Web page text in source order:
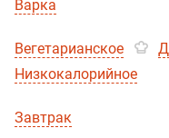
Варка
Вегетарианское
Низкокалорийное
Завтрак